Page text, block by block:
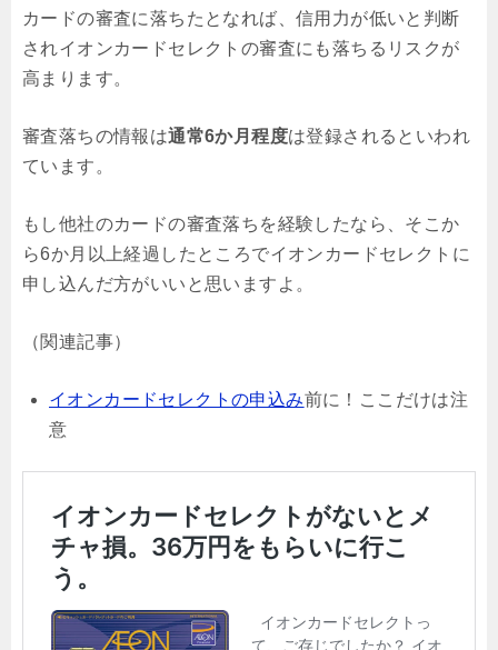
カードの審査に落ちたとなれば、信用力が低いと判断
されイオンカードセレクトの審査にも落ちるリスクが
高まります。
審査落ちの情報は通常6か月程度は登録されるといわれ
ています。
もし他社のカードの審査落ちを経験したなら、そこか
ら6か月以上経過したところでイオンカードセレクトに
申し込んだ方がいいと思いますよ。
（関連記事）
イオンカードセレクトの申込み前に！ここだけは注
意